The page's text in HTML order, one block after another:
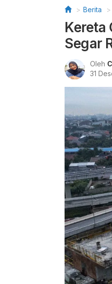
Berita
Kereta
Segar
Oleh
31